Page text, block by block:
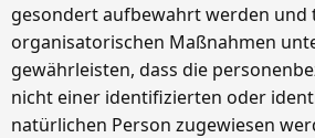
gesondert aufbewahrt werden und
organisatorischen Maßnahmen
gewährleisten, dass die
nicht einer identifizierten oder
natürlichen Person zugewiesen